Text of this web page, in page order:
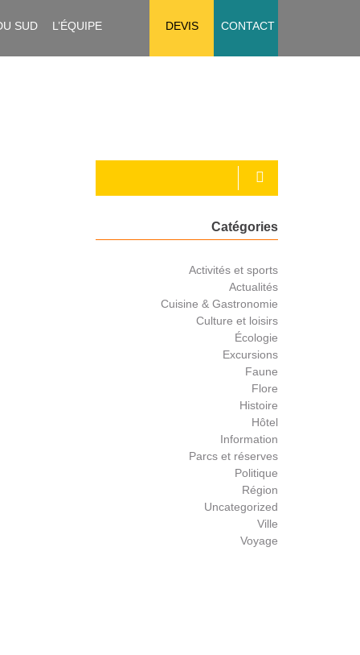
SUD L’ÉQUIPE DEVIS CONTACT
Catégories
Activités et sports
Actualités
Cuisine & Gastronomie
Culture et loisirs
Écologie
Excursions
Faune
Flore
Histoire
Hôtel
Information
Parcs et réserves
Politique
Région
Uncategorized
Ville
Voyage